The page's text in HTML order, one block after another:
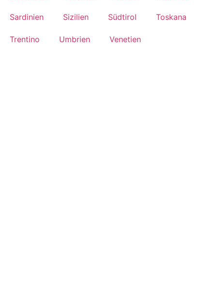
Sardinien Sizilien Südtirol Toskana
Trentino Umbrien Venetien